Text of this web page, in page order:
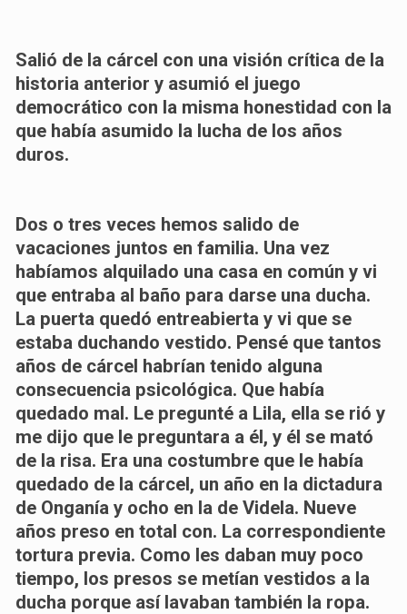
Salió de la cárcel con una visión crítica de la
historia anterior y asumió el juego
democrático con la misma honestidad con la
que había asumido la lucha de los años
duros.
Dos o tres veces hemos salido de
vacaciones juntos en familia. Una vez
habíamos alquilado una casa en común y vi
que entraba al baño para darse una ducha.
La puerta quedó entreabierta y vi que se
estaba duchando vestido. Pensé que tantos
años de cárcel habrían tenido alguna
consecuencia psicológica. Que había
quedado mal. Le pregunté a Lila, ella se rió y
me dijo que le preguntara a él, y él se mató
de la risa. Era una costumbre que le había
quedado de la cárcel, un año en la dictadura
de Onganía y ocho en la de Videla. Nueve
años preso en total con. La correspondiente
tortura previa. Como les daban muy poco
tiempo, los presos se metían vestidos a la
ducha porque así lavaban también la ropa.